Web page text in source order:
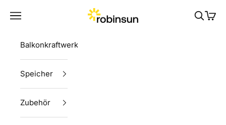
Robinsun
Menü Suchen
Balkonkraftwerke
Speicher
Zubehör